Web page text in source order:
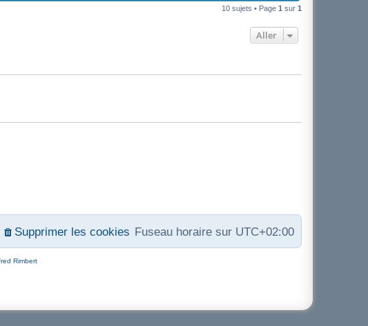
10 sujets • Page 1 sur 1
Aller
Fuseau horaire sur UTC+02:00
Supprimer les cookies
Rimbert